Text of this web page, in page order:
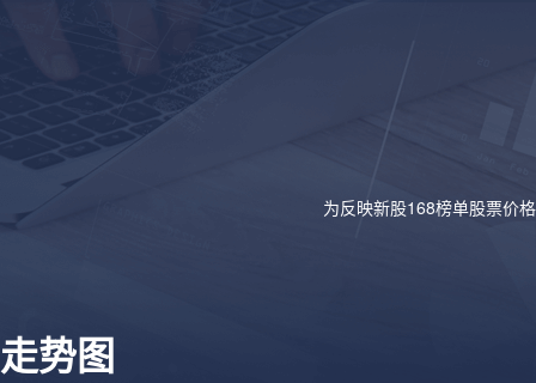
为反映新股168榜单股票价
走势图